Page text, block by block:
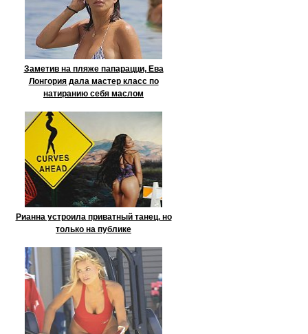
Заметив на пляже папарацци, Ева
Лонгория дала мастер класс по
натиранию себя маслом
Рианна устроила приватный танец, но
только на публике